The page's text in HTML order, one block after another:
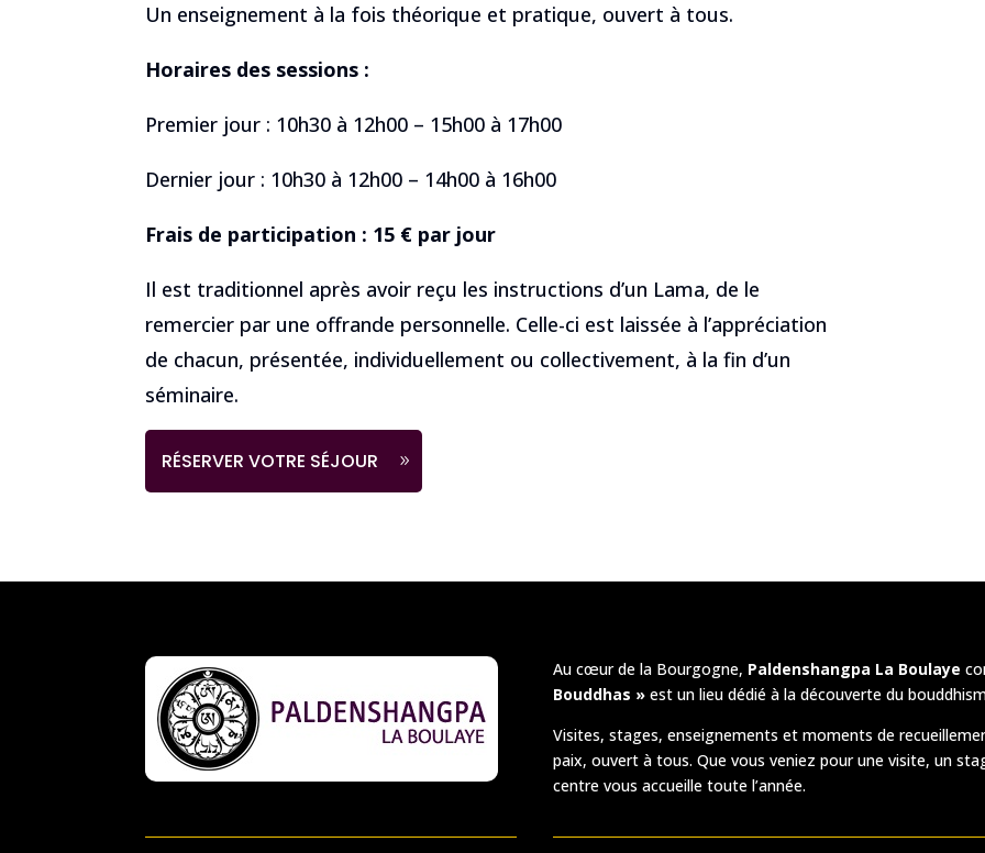
Un enseignement à la fois théorique et pratique, ouvert à tous.
Horaires des sessions :
Premier jour : 10h30 à 12h00 – 15h00 à 17h00
Dernier jour : 10h30 à 12h00 – 14h00 à 16h00
Frais de participation : 15 € par jour
Il est traditionnel après avoir reçu les instructions d’un Lama, de le
remercier par une offrande personnelle. Celle-ci est laissée à l’appréciation
de chacun, présentée, individuellement ou collectivement, à la fin d’un
séminaire.
RÉSERVER VOTRE SÉJOUR
Au cœur de la Bourgogne, Paldenshangpa La Boulaye
Bouddhas »est un lieu dédié à la découverte du
Visites, stages, enseignements et moments de
paix, ouvert à tous. Que vous veniez pour une visite, un
centre vous accueille toute l’année.